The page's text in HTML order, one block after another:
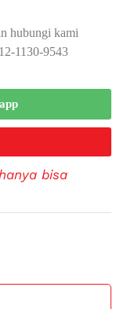
hubungi kami
1130-9543
bisa